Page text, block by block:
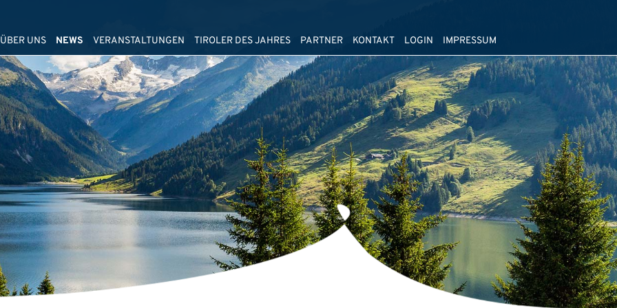
ÜBER UNS NEWS VERANSTALTUNGEN TIROLER DES JAHRES PARTNER KONTAKT LOGIN IMPRESSUM